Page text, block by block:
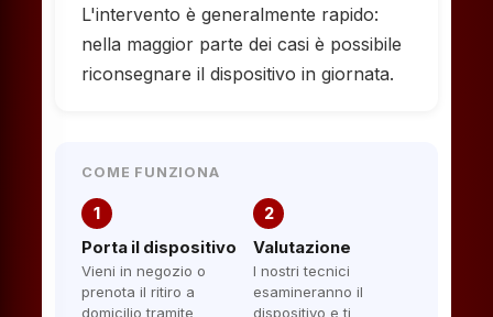
L'intervento è generalmente rapido:
nella maggior parte dei casi è possibile
riconsegnare il dispositivo in giornata.
COME FUNZIONA
1
Porta il dispositivo
Vieni in negozio o
prenota il ritiro a
domicilio tramite
2
Valutazione
I nostri tecnici
esamineranno il
dispositivo e ti